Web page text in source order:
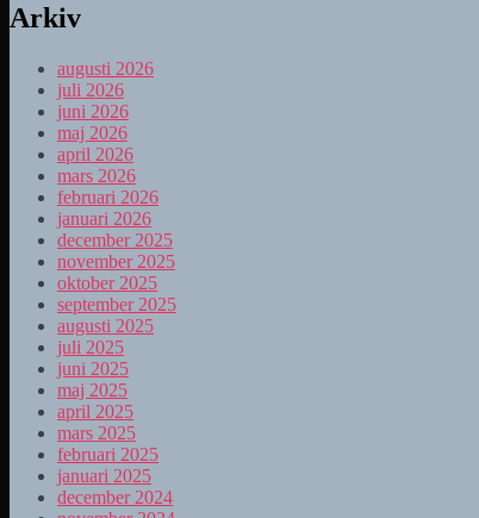
Arkiv
augusti 2026
juli 2026
juni 2026
maj 2026
april 2026
mars 2026
februari 2026
januari 2026
december 2025
november 2025
oktober 2025
september 2025
augusti 2025
juli 2025
juni 2025
maj 2025
april 2025
mars 2025
februari 2025
januari 2025
december 2024